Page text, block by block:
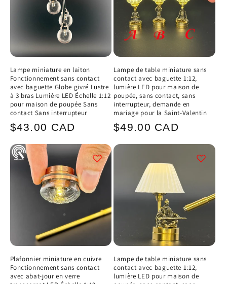
Lampe miniature en laiton
Fonctionnement sans contact
avec baguette Globe givré Lustre
à 3 bras Lumière LED Échelle 1:12
pour maison de poupée Sans
contact Sans interrupteur
Prix
$43.00 CAD
Lampe de table miniature sans
contact avec baguette 1:12,
lumière LED pour maison de
poupée, sans contact, sans
interrupteur, demande en
mariage pour la Saint-Valentin
Prix
$49.00 CAD
Plafonnier miniature en cuivre
Fonctionnement sans contact
avec abat-jour en verre
Lampe de table miniature sans
contact avec baguette 1:12,
lumière LED pour maison de